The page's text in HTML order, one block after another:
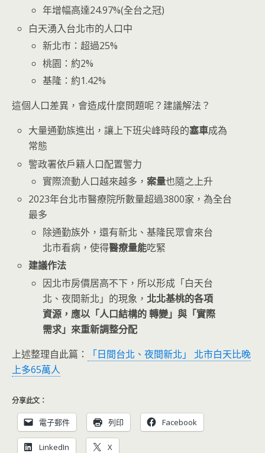
年增幅高達24.97%(全台之冠)
白天湧入台北市的人口中
新北市：超過25%
桃園：約2%
基隆：約1.42%
這個人口差異，會造成什麼問題呢？建議解法？
大量通勤族進出，讓上下班尖峰時段的塞車成為
常態
警政署依戶籍人口配置警力
實際流動人口越來越多，案量也隨之上升
2023年台北市醫療院所數量超過3800家，為全台
最多
除通勤族外，還有新北、基隆民眾會來台
北市看病，使得醫療量能吃緊
建議作法
因北市房價居高不下，所以形成「白天台
北、夜間新北」的現象， 北北基桃的各項
資源，應以「人口結構的 轉變」與「實際
需求」來重新調整分配
上述整理自此篇：
「日間台北、夜間新北」 北市白天比晚
上多65萬人
分享此文：
電子郵件 列印 Facebook
LinkedIn X